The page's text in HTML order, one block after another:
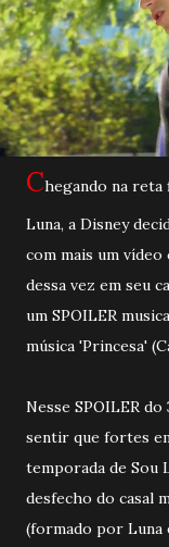
Chegando na reta
Luna, a Disney
com mais um vídeo
dessa vez em seu
um SPOILER
música 'Princesa'
Nesse SPOILER
sentir que fortes
temporada de Sou
desfecho do casal
(formado por Luna